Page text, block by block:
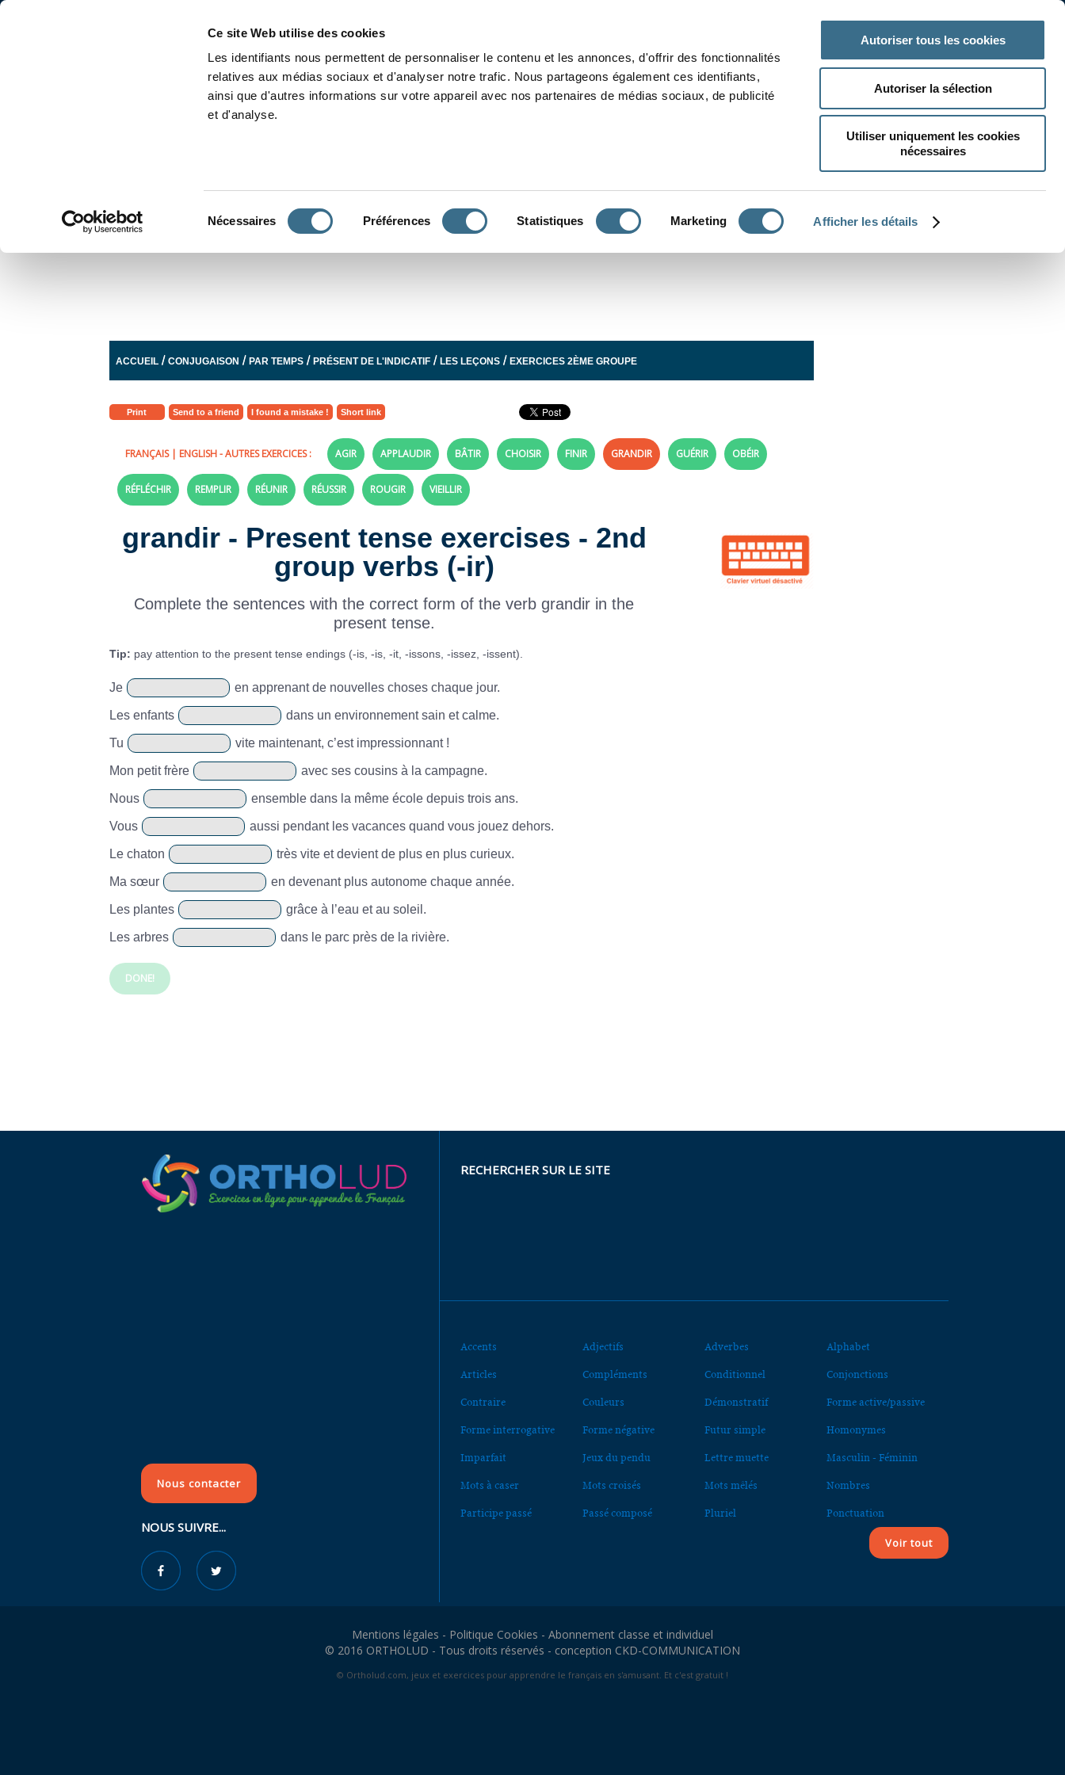
Ce site Web utilise des cookies
Les identifiants nous permettent de personnaliser le contenu et les annonces, d'offrir des fonctionnalités
relatives aux médias sociaux et d'analyser notre trafic. Nous partageons également ces identifiants,
ainsi que d'autres informations sur votre appareil avec nos partenaires de médias sociaux, de publicité
et d'analyse.
Nécessaires Préférences Statistiques Marketing Afficher les détails
Autoriser tous les cookies
Autoriser la sélection
Utiliser uniquement les cookies
nécessaires
ACCUEIL /CONJUGAISON /PAR TEMPS /PRÉSENT DE L'INDICATIF /LES LEÇONS /EXERCICES 2ÈME GROUPE
Print Send to a friend I found a mistake ! Short link
FRANÇAIS| ENGLISH- AUTRES EXERCICES : AGIR APPLAUDIR BÂTIR CHOISIR FINIR GRANDIR GUÉRIR OBÉIR
RÉFLÉCHIR REMPLIR RÉUNIR RÉUSSIR ROUGIR VIEILLIR
grandir - Present tense exercises - 2nd
group verbs (-ir)
Complete the sentences with the correct form of the verb grandir in the
present tense.
Tip: pay attention to the present tense endings (-is, -is, -it, -issons, -issez, -issent).
Je en apprenant de nouvelles choses chaque jour.
Les enfants dans un environnement sain et calme.
Tu vite maintenant, c’est impressionnant !
Mon petit frère avec ses cousins à la campagne.
Nous ensemble dans la même école depuis trois ans.
Vous aussi pendant les vacances quand vous jouez dehors.
Le chaton très vite et devient de plus en plus curieux.
Ma sœur en devenant plus autonome chaque année.
Les plantes grâce à l’eau et au soleil.
Les arbres dans le parc près de la rivière.
DONE!
Nous contacter
NOUS SUIVRE...
RECHERCHER SUR LE SITE
Accents Adjectifs Adverbes Alphabet
Articles Compléments Conditionnel Conjonctions
Contraire Couleurs Démonstratif Forme active/passive
Forme interrogative Forme négative Futur simple Homonymes
Imparfait Jeux du pendu Lettre muette Masculin - Féminin
Mots à caser Mots croisés Mots mêlés Nombres
Participe passé Passé composé Pluriel Ponctuation
Voir tout
Mentions légales - Politique Cookies - Abonnement classe et individuel
© 2016 ORTHOLUD - Tous droits réservés - conception CKD-COMMUNICATION
© Ortholud.com, jeux et exercices pour apprendre le français en s'amusant. Et c'est gratuit !